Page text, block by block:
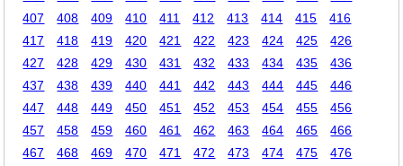
407
408 409 410 411 412 413 414 415
416
417
418 419 420 421 422 423 424 425
426
427
428 429 430 431 432 433 434 435
436
437
438 439 440 441 442 443 444 445
446
447
448 449 450 451 452 453 454 455
456
457
458 459 460 461 462 463 464 465
466
467
468 469 470 471 472 473 474 475
476